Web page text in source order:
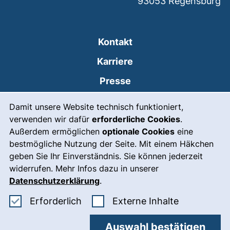
Damit unsere Website technisch funktioniert,
verwenden wir dafür erforderliche Cookies.
Außerdem ermöglichen optionale Cookies eine
bestmögliche Nutzung der Seite. Mit einem Häkchen
geben Sie Ihr Einverständnis. Sie können jederzeit
widerrufen. Mehr Infos dazu in unserer
Datenschutzerklärung.
Erforderlich Erforderliche Cookies akzeptieren
Externe Inhalte: Externe
Auswahl bestätigen
Kontakt
Karriere
Presse
Leichte Sprache
Gebärdensprache
Notfall(externer Link, öffnet
Impressum
Barrierefreiheit
Datenschutz